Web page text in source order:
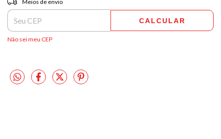
Meios de envio
CALCULAR
Não sei meu CEP